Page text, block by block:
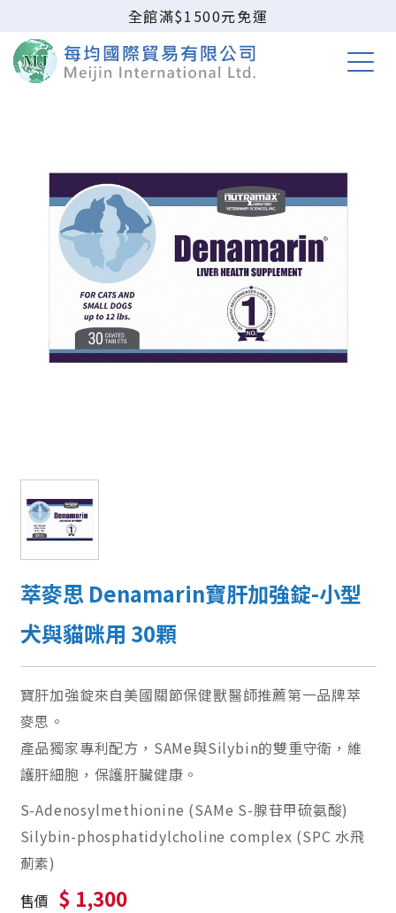
全館滿$1500元免運
萃麥思 Denamarin寶肝加強錠-小型
犬與貓咪用 30顆
寶肝加強錠來自美國關節保健獸醫師推薦第一品牌萃
麥思。
產品獨家專利配方，SAMe與Silybin的雙重守衛，維
護肝細胞，保護肝臟健康。
S-Adenosylmethionine (SAMe S-腺苷甲硫氨酸)
Silybin-phosphatidylcholine complex (SPC 水飛
薊素)
售價 $ 1,300